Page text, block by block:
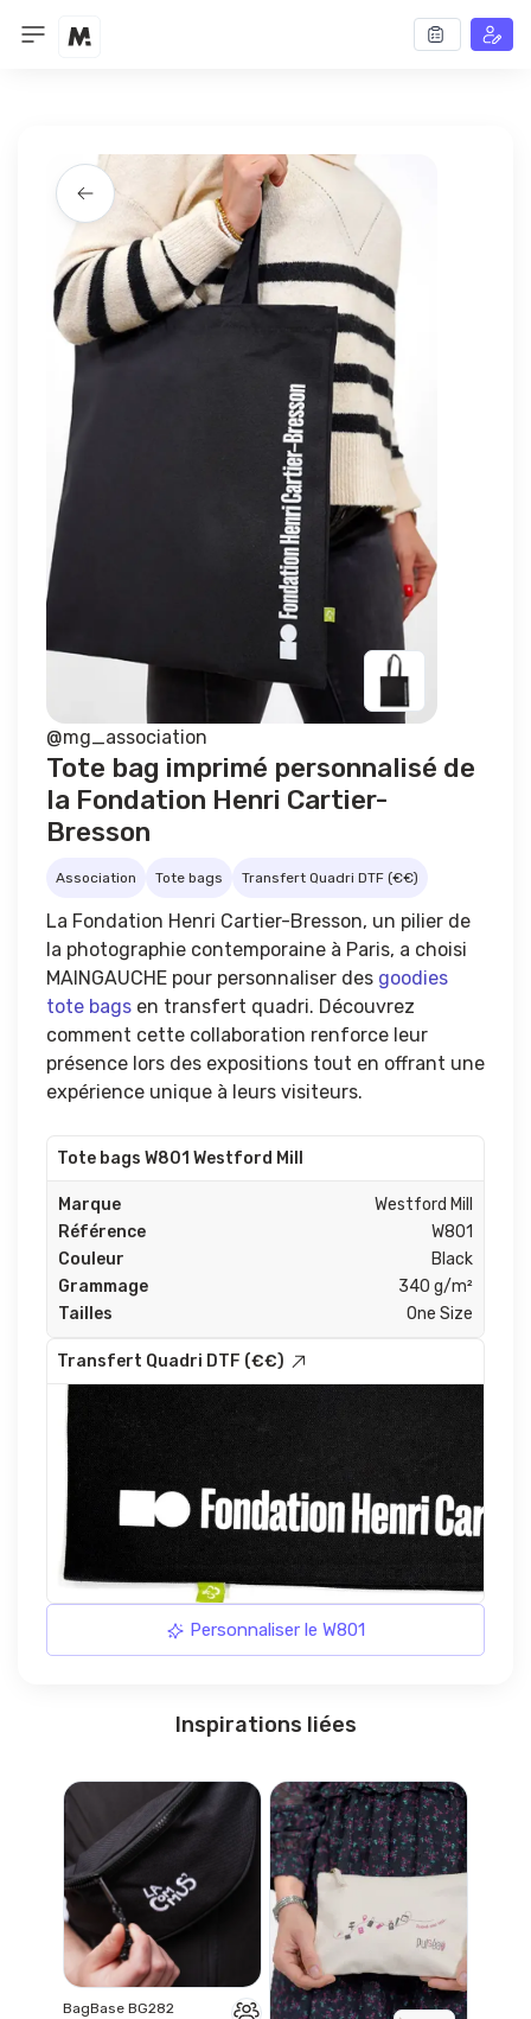
@mg_association
Tote bag imprimé personnalisé de
la Fondation Henri Cartier-
Bresson
Association Tote bags Transfert Quadri DTF (€€)
La Fondation Henri Cartier-Bresson, un pilier de
la photographie contemporaine à Paris, a choisi
MAINGAUCHE pour personnaliser des goodies
tote bags en transfert quadri. Découvrez
comment cette collaboration renforce leur
présence lors des expositions tout en offrant une
expérience unique à leurs visiteurs.
Tote bags W801 Westford Mill
Marque
Westford Mill
Référence
W801
Couleur
Black
Grammage
340 g/m²
Tailles
One Size
Transfert Quadri DTF (€€)
Personnaliser le W801
Inspirations liées
BagBase BG282